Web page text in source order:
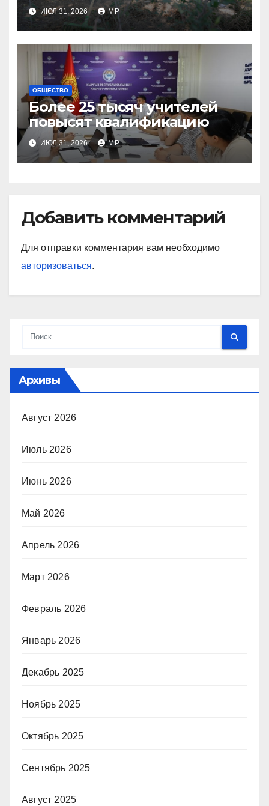
ИЮЛ 31, 2026 MP
ОБЩЕСТВО
Более 25 тысяч учителей
повысят квалификацию
ИЮЛ 31, 2026 MP
Добавить комментарий
Для отправки комментария вам необходимо
авторизоваться.
Архивы
Август 2026
Июль 2026
Июнь 2026
Май 2026
Апрель 2026
Март 2026
Февраль 2026
Январь 2026
Декабрь 2025
Ноябрь 2025
Октябрь 2025
Сентябрь 2025
Август 2025